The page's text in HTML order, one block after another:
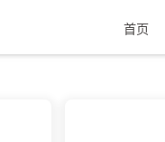
首页